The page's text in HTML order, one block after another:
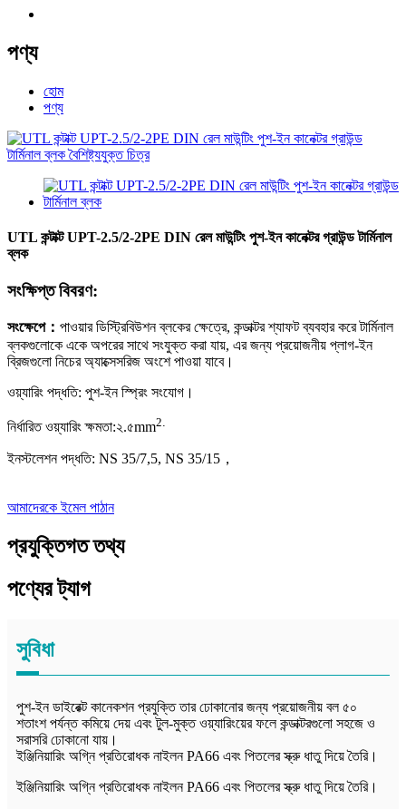
পণ্য
হোম
পণ্য
UTL কন্টাক্ট UPT-2.5/2-2PE DIN রেল মাউন্টিং পুশ-ইন কানেক্টর গ্রাউন্ড টার্মিনাল
ব্লক
সংক্ষিপ্ত বিবরণ:
সংক্ষেপে： পাওয়ার ডিস্ট্রিবিউশন ব্লকের ক্ষেত্রে, কন্ডাক্টর শ্যাফট ব্যবহার করে টার্মিনাল
ব্লকগুলোকে একে অপরের সাথে সংযুক্ত করা যায়, এর জন্য প্রয়োজনীয় প্লাগ-ইন
ব্রিজগুলো নিচের অ্যাক্সেসরিজ অংশে পাওয়া যাবে।
ওয়্যারিং পদ্ধতি: পুশ-ইন স্প্রিং সংযোগ।
নির্ধারিত ওয়্যারিং ক্ষমতা:২.৫mm2.
ইনস্টলেশন পদ্ধতি: NS 35/7,5, NS 35/15 ，
আমাদেরকে ইমেল পাঠান
প্রযুক্তিগত তথ্য
পণ্যের ট্যাগ
সুবিধা
পুশ-ইন ডাইরেক্ট কানেকশন প্রযুক্তি তার ঢোকানোর জন্য প্রয়োজনীয় বল ৫০
শতাংশ পর্যন্ত কমিয়ে দেয় এবং টুল-মুক্ত ওয়্যারিংয়ের ফলে কন্ডাক্টরগুলো সহজে ও
সরাসরি ঢোকানো যায়।
ইঞ্জিনিয়ারিং অগ্নি প্রতিরোধক নাইলন PA66 এবং পিতলের স্ক্রু ধাতু দিয়ে তৈরি।
ইঞ্জিনিয়ারিং অগ্নি প্রতিরোধক নাইলন PA66 এবং পিতলের স্ক্রু ধাতু দিয়ে তৈরি।